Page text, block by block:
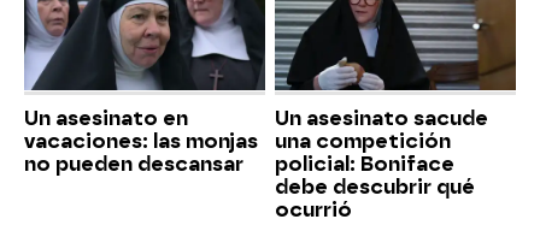
Un asesinato en
vacaciones: las monjas
no pueden descansar
Un asesinato sacude
una competición
policial: Boniface
debe descubrir qué
ocurrió